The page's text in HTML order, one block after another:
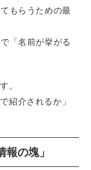
もらうための最
「名前が挙がる
。
紹介されるか」
の塊」